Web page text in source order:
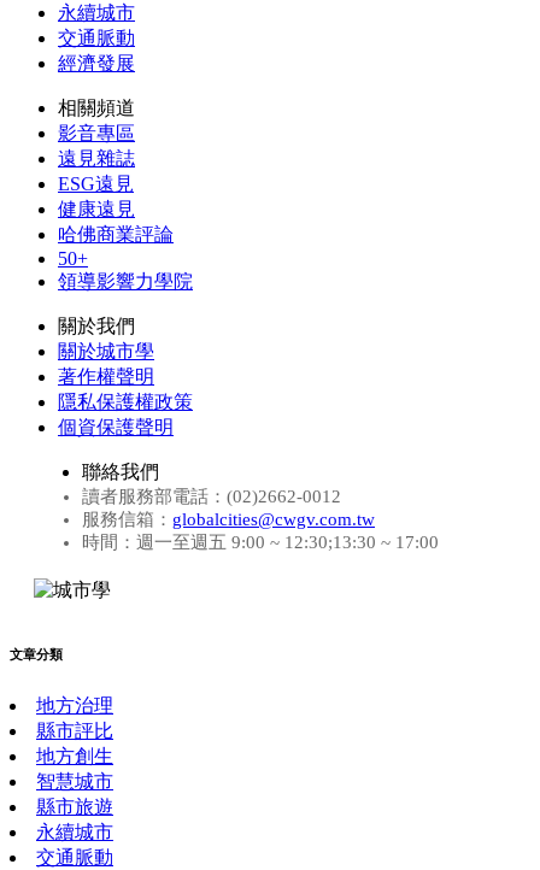
永續城市
交通脈動
經濟發展
相關頻道
影音專區
遠見雜誌
ESG遠見
健康遠見
哈佛商業評論
50+
領導影響力學院
關於我們
關於城市學
著作權聲明
隱私保護權政策
個資保護聲明
聯絡我們
讀者服務部電話：(02)2662-0012
服務信箱： globalcities@cwgv.com.tw
時間：週一至週五 9:00 ~ 12:30;13:30 ~ 17:00
文章分類
地方治理
縣市評比
地方創生
智慧城市
縣市旅遊
永續城市
交通脈動